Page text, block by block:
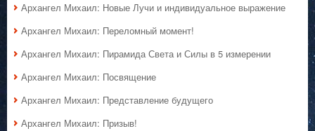
Архангел Михаил: Новые Лучи и индивидуальное выражение
Архангел Михаил: Переломный момент!
Архангел Михаил: Пирамида Света и Силы в 5 измерении
Архангел Михаил: Посвящение
Архангел Михаил: Представление будущего
Архангел Михаил: Призыв!